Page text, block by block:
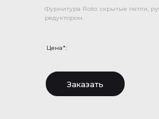
Фурнитура Roto: скрытые петли,
редуктором.
Цена*:
Заказать